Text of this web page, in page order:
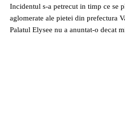
Incidentul s-a petrecut in timp ce se
aglomerate ale pietei din prefectura
Palatul Elysee nu a anuntat-o decat